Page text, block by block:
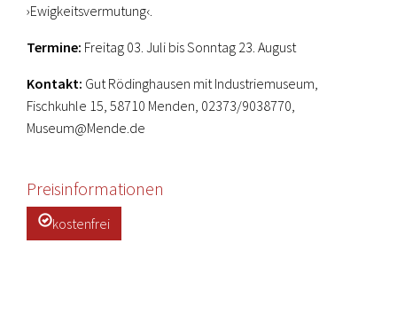
›Ewigkeitsvermutung‹.
Termine: Freitag 03. Juli bis Sonntag 23. August
Kontakt: Gut Rödinghausen mit Industriemuseum,
Fischkuhle 15, 58710 Menden, 02373/9038770,
Museum@Mende.de
Preisinformationen
kostenfrei